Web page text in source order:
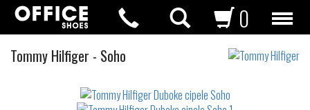
0
Tommy Hilfiger Duboke
- Soho